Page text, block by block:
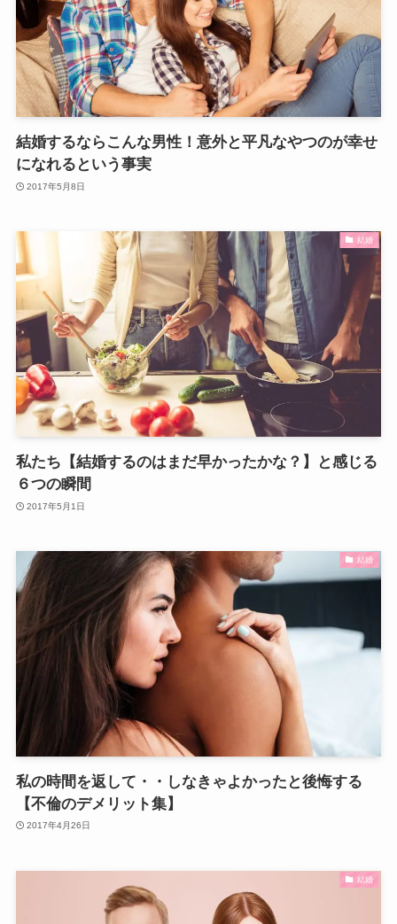
結婚するならこんな男性！意外と平凡なやつのが幸せ
になれるという事実
2017年5月8日
結婚
私たち【結婚するのはまだ早かったかな？】と感じる
６つの瞬間
2017年5月1日
結婚
私の時間を返して・・しなきゃよかったと後悔する
【不倫のデメリット集】
2017年4月26日
結婚